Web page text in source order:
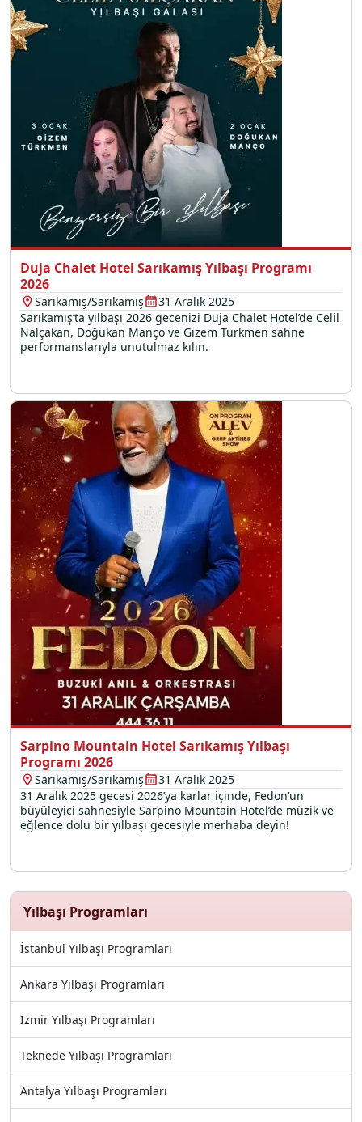
Duja Chalet Hotel Sarıkamış Yılbaşı Programı
2026
Sarıkamış/Sarıkamış
31 Aralık 2025
Sarıkamış’ta yılbaşı 2026 gecenizi Duja Chalet Hotel’de Celil
Nalçakan, Doğukan Manço ve Gizem Türkmen sahne
performanslarıyla unutulmaz kılın.
Sarpino Mountain Hotel Sarıkamış Yılbaşı
Programı 2026
Sarıkamış/Sarıkamış
31 Aralık 2025
31 Aralık 2025 gecesi 2026’ya karlar içinde, Fedon’un
büyüleyici sahnesiyle Sarpino Mountain Hotel’de müzik ve
eğlence dolu bir yılbaşı gecesiyle merhaba deyin!
Yılbaşı Programları
İstanbul Yılbaşı Programları
Ankara Yılbaşı Programları
İzmir Yılbaşı Programları
Teknede Yılbaşı Programları
Antalya Yılbaşı Programları